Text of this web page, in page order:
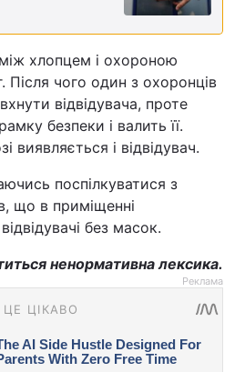
хлопцем і охороною
Після чого один з охоронців
відвідувача, проте
безпеки і валить її.
виявляється і відвідувач.
поспілкуватися з
що в приміщенні
без масок.
ненормативна лексика.
Реклама